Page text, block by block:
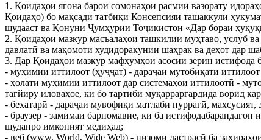
1. Қоидаҳои ягона барои сомонаҳои расмии вазорату
Қоидаҳо) бо мақсади татбиқи Консепсияи ташаккули
шудааст ва Қонуни Ҷумҳурии Тоҷикистон «Дар бораи
2. Қоидаҳои мазкур масъалаҳои ташкилии муҳтаво, услуб
давлатӣ ва мақомоти худидоракунии шаҳрак ва деҳот дар
3. Дар Қоидаҳои мазкур мафҳумҳои асосии зерин истифода
- муҳимии иттилоот (ҳуҷҷат) - дараҷаи мутобиқати иттилоот
- ҳолати муҳимии иттилоот дар системаҳои иттилоотӣ -
тағйиру иловаҳое, ки бо тартиби муқарраргардида ворид
- бехатарӣ - дараҷаи мувофиқи матлаби пуррагӣ,
- браузер - замимаи барномавие, ки ба
шуданро имконият медиҳад;
- веб (www, World, Wide Web) - низоми дастрасӣ ба